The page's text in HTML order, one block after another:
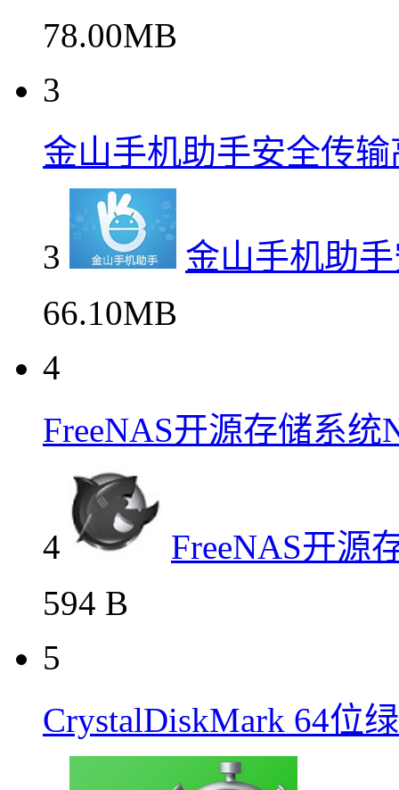
78.00MB
3
金山手机助手安全传
3
金山手机助
66.10MB
4
FreeNAS开源存储系统
4
FreeNAS开源
594 B
5
CrystalDiskMark 64位